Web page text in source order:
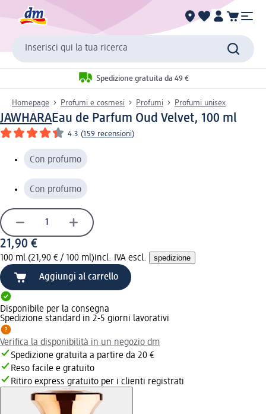
Inserisci qui la tua ricerca
Spedizione gratuita da 49 €
Homepage Profumi e cosmesi Profumi Profumi unisex
JAWHARAEau de Parfum Oud Velvet, 100 ml
4.3 (159 recensioni)
Con profumo
Con profumo
21,90 €
100 ml (21,90 € / 100 ml)incl. IVA escl. spedizione
Aggiungi al carrello
Disponibile per la consegna
Spedizione standard in 2-5 giorni lavorativi
Verifica la disponibilità in un negozio dm
Spedizione gratuita a partire da 20 €
Reso facile e gratuito
Ritiro express gratuito per i clienti registrati